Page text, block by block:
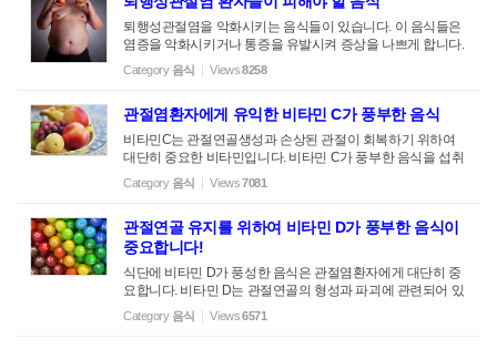
퇴행성관절염을 악화시키는 음식들이 있습니다. 이 음식들은
염증을 악화시키거나 통증을 유발시켜 증상을 나쁘게 합니다.
관절염에 나쁜 아래 음식들은 www.whfood.com에 자세히 나
와있습니다. 아래 음식들을 피하도록 노력하세요. (수정 1/05/
칩 등 3. 포화지방 (버터, 동물성지방 등) 4. 하얀색 곡물 (하얀
밥, 하얀 밀가루)- 현미, 통밀 음식으로 바꾼다 5. 패스트 푸드(
맥더널드 햄버거 등)과 관련된 음식, 스낵 등 6. 옥수수 식용유,
해바라기 씨, 콩기름 등 - 관절염 환자에겐 올리브 유가 좋습니
다. Diet for Osteoarthritis - Foods to eliminate Diets that are hig
Category 음식 Views8258
관절염환자에게 유익한 비타민 C가 풍부한 음식
비타민C는 관절연골생성과 손상된 관절이 회복하기 위하여
대단히 중요한 비타민입니다. 비타민 C가 풍부한 음식을 섭취
하는 관절염 환자는 더디게 진행됩니다. 비타민 C가 풍부한 음
식 파파야 벨 페퍼 브러컬리 딸기 오렌지 겐덜러프 키위 컬리
entists have established that the antioxidant Vitamin C is impo
rtant to developing normal cartilage, and that it may even be a
ble to reverse some cartilage damage. Researcher have foun
d that osteoarthritis patients who consume more vitamin c in th
eir diet have a slower progression of the disease than patients
who...
Category 음식 Views7081
관절연골 유지를 위하여 비타민 D가 풍부한 음식이
중요합니다!
식단에 비타민 D가 풍성한 음식은 관절염환자에게 대단히 중
요합니다. 비타민 D는 관절연골의 형성과 파괴에 관련되어 있
습니다. 비타민 D가 풍부한 음식은 정어리, 새우, D 강화 우유,
대구, 계란 등입니다. D강화 오렌지 쥬스, 요쿠르트 등도 있습
Category 음식 Views6571